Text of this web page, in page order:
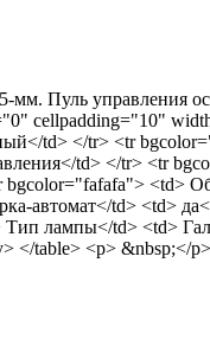
мм. Пуль управления
cellpadding="10"
td> </tr> <tr
td> </tr> <tr
<td>
автомат</td> <td>
лампы</td> <td>
</table> <p> &nbsp;</p>